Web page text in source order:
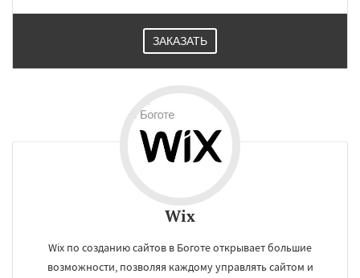
ЗАКАЗАТЬ
Wix
Wix по созданию сайтов в Боготе открывает большие
возможности, позволяя каждому управлять сайтом и